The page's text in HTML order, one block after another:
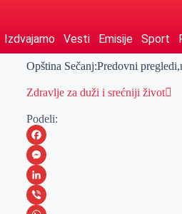
Izdvajamo Vesti Emisije Sport
Opština Sečanj:Predovni
Zdravlje za duži i srećniji život
Podeli:
F
a
c
M
eL